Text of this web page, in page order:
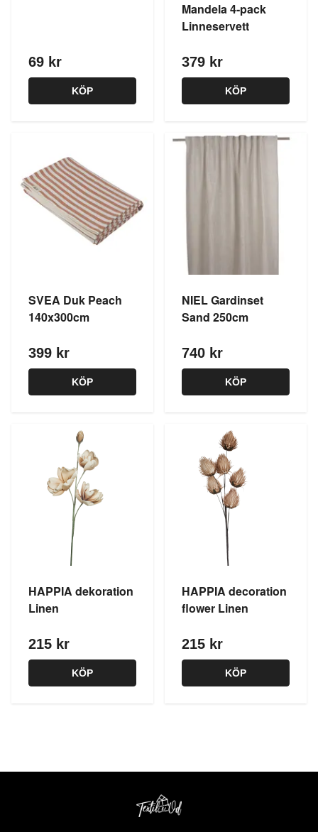
69 kr
KÖP
Mandela 4-pack
Linneservett
379 kr
KÖP
SVEA Duk Peach
140x300cm
399 kr
KÖP
NIEL Gardinset
Sand 250cm
740 kr
KÖP
HAPPIA dekoration
Linen
215 kr
KÖP
HAPPIA decoration
flower Linen
215 kr
KÖP